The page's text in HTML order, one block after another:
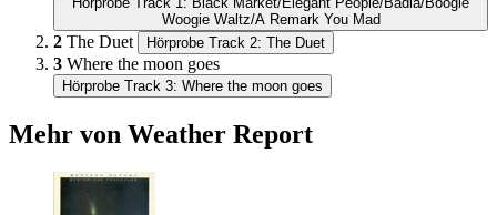
Woogie Waltz/A Remark You Mad
2 The Duet Hörprobe Track 2: The Duet
3 Where the moon goes
Hörprobe Track 3: Where the moon goes
Mehr von Weather Report